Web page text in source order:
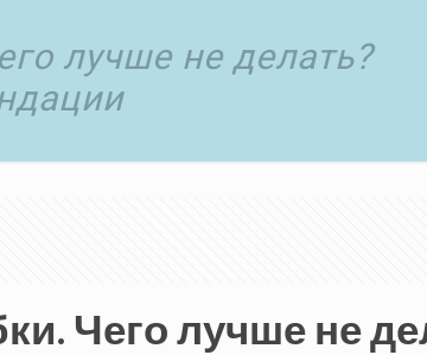
лучше не делать?
Чего лучше не